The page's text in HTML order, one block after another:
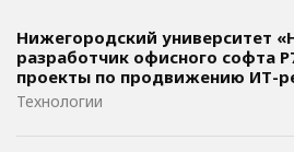
Нижегородский университет
разработчик офисного софта
проекты по продвижению ИТ-
Технологии